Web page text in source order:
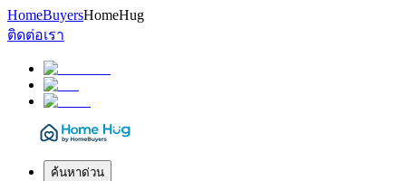
HomeBuyersHomeHug
ติดต่อเรา
ค้นหาด่วน